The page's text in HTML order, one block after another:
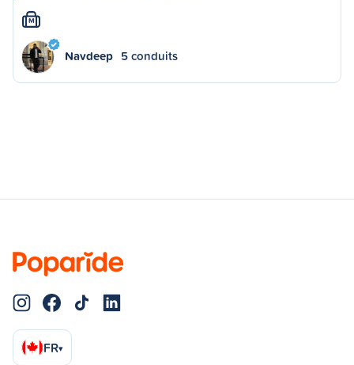
M
Navdeep 5 conduits
FR▾